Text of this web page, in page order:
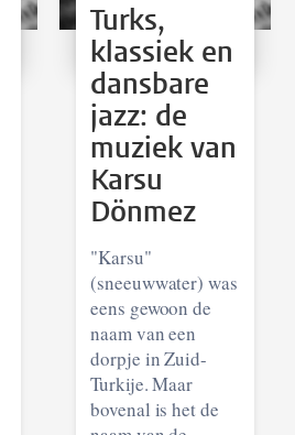
Turks,
klassiek en
dansbare
jazz: de
muziek van
Karsu
Dönmez
"Karsu"
(sneeuwwater) was
eens gewoon de
naam van een
dorpje in Zuid-
Turkije. Maar
bovenal is het de